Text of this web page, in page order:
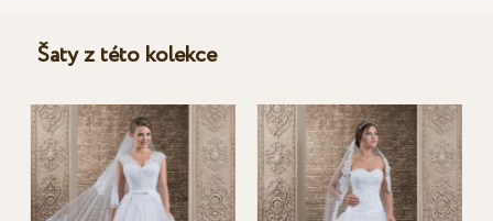
Šaty z této kolekce